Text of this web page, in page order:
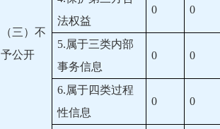
（三）不
予公开
法权益
0 0
5.属于三类内部
事务信息
0 0
6.属于四类过程
性信息
0 0